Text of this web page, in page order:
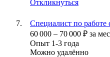
Откликнуться
Специалист по работе
60 000 – 70 000 ₽ за
Опыт 1-3 года
Можно удалённо